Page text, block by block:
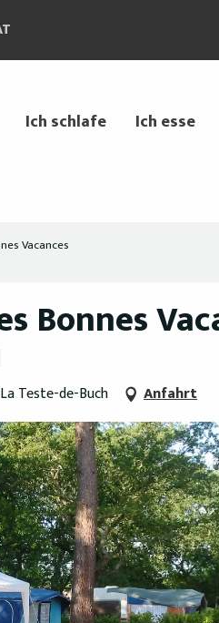
Ich schlafe Ich esse
Vacances
Bonnes
Teste-de-Buch Anfahrt